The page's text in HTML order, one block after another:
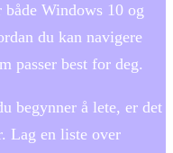
Windows 10 og
du kan navigere
passer best for deg.
begynner å lete, er det
Lag en liste over